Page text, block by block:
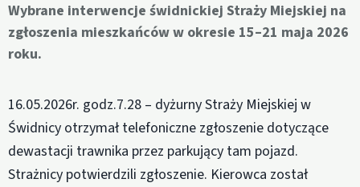
Wybrane interwencje świdnickiej Straży Miejskiej na
zgłoszenia mieszkańców w okresie 15–21 maja 2026
roku.
16.05.2026r. godz.7.28 – dyżurny Straży Miejskiej w
Świdnicy otrzymał telefoniczne zgłoszenie dotyczące
dewastacji trawnika przez parkujący tam pojazd.
Strażnicy potwierdzili zgłoszenie. Kierowca został